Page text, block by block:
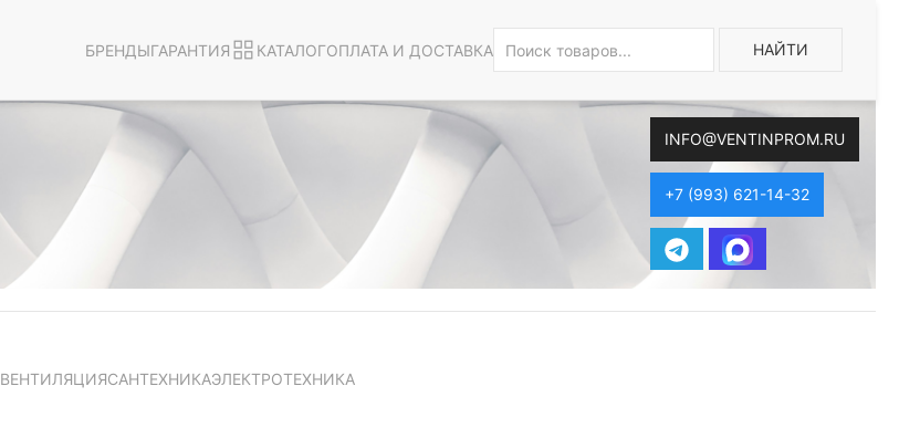
БРЕНДЫГАРАНТИЯ КАТАЛОГОПЛАТА И ДОСТАВКА НАЙТИ
INFO@VENTINPROM.RU
+7 (993) 621-14-32
ВЕНТИЛЯЦИЯСАНТЕХНИКАЭЛЕКТРОТЕХНИКА